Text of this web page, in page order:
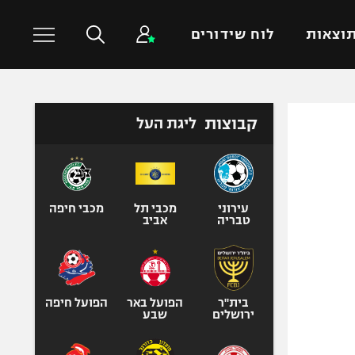
תוצאות לוח שידורים
כדורסל עולמי ענפים נוספים
כדוריד
שחייה
אגרוף
ספורט אולימפי
היאבקות WWE
קבוצות ליגת העל
עירוני
טבריה
מכבי תל
אביב
מכבי חיפה
בית"ר
ירושלים
הפועל באר
שבע
הפועל חיפה